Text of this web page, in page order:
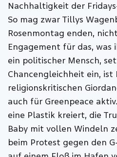
Nachhaltigkeit der
So mag zwar Tillys
Rosenmontag enden,
Engagement für das, was
ein politischer Mensch,
Chancengleichheit ein,
religionskritischen
auch für Greenpeace
eine Plastik kreiert, die
Baby mit vollen Windeln
beim Protest gegen den